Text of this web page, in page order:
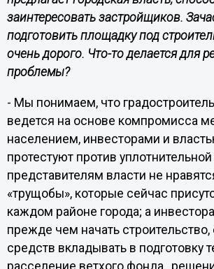
заинтересовать застройщиков.
подготовить площадку под
очень дорого. Что-то делается для
проблемы?
- Мы понимаем, что
ведется на основе компромисса
населением, инвесторами и
протестуют против
представителям власти не
«трущобы», которые сейчас
каждом районе города; а
прежде чем начать
средств вкладывать в подготовку
расселение ветхого фонда,